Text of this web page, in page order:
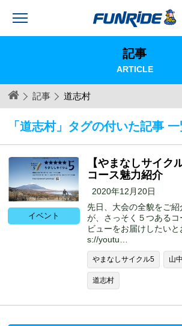
記事
ARTICLE
記事 道志村
「道志村」タグの付いた記事
イベント
【やまなしサイク
コース魅力紹介
2020年12月20日
先日、大会の全貌をご
が、さっそく５つある
ビューをお届けしたい
s://youtu…
やまなしサイクル5 山
道志村